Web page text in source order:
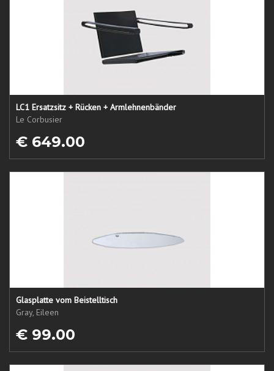
LC1 Ersatzsitz + Rücken + Armlehnenbänder
Le Corbusier
€ 649.00
Glasplatte vom Beistelltisch
Gray, Eileen
€ 99.00